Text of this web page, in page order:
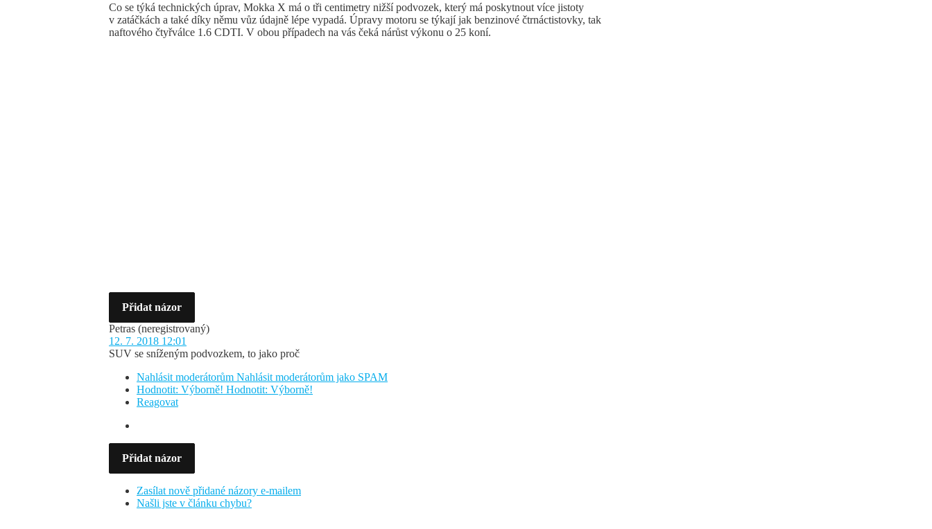
Co se týká technických úprav, Mokka X má o tři centimetry nižší podvozek, který má poskytnout více jistoty
v zatáčkách a také díky němu vůz údajně lépe vypadá. Úpravy motoru se týkají jak benzinové čtrnáctistovky, tak
naftového čtyřválce 1.6 CDTI. V obou případech na vás čeká nárůst výkonu o 25 koní.
Přidat názor
Petras (neregistrovaný)
12. 7. 2018 12:01
SUV se sníženým podvozkem, to jako proč
Nahlásit moderátorům Nahlásit moderátorům jako SPAM
Hodnotit: Výborně! Hodnotit: Výborně!
Reagovat
Přidat názor
Zasílat nově přidané názory e-mailem
Našli jste v článku chybu?